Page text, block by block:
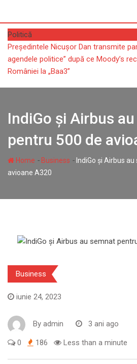
content
Politică
Președintele Nicușor Dan transmite
agendele politice” după ce Moody’s
României la „Baa3”
IndiGo și Airbus
pentru 500 de
Home - Business - IndiGo și Airbus
avioane A320
Business
iunie 24, 2023
By admin 3 ani ago
0 186 Less than a minute